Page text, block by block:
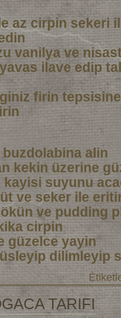
az cirpin sekeri
vanilya ve
ilave edip
firin
alin
kekin üzerine
suyunu
ve seker ile
ve pudding
cirpin
güzelce yayin
dilimleyip
TARIFI